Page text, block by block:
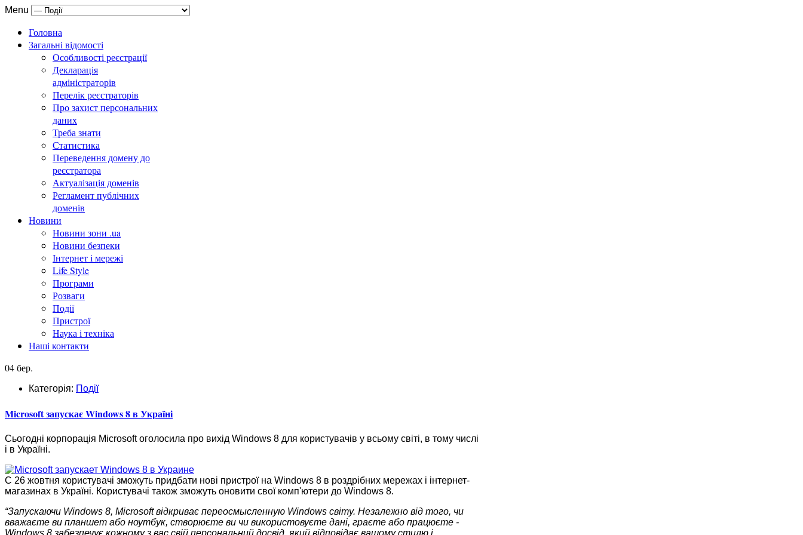
Menu
Головна
Загальні відомості
Особливості реєстрації
Декларація
адміністраторів
Перелік реєстраторів
Про захист персональних
даних
Треба знати
Статистика
Переведення домену до
реєстратора
Актуалізація доменів
Регламент публічних
доменів
Новини
Новини зони .ua
Новини безпеки
Інтернет і мережі
Life Style
Програми
Розваги
Події
Пристрої
Наука і техніка
Наші контакти
04 бер.
Категорія: Події
Microsoft запускає Windows 8 в Україні
Сьогодні корпорація Microsoft оголосила про вихід Windows 8 для користувачів у всьому світі, в тому числі
і в Україні.
C 26 жовтня користувачі зможуть придбати нові пристрої на Windows 8 в роздрібних мережах і інтернет-
магазинах в Україні. Користувачі також зможуть оновити свої комп'ютери до Windows 8.
“Запускаючи Windows 8, Microsoft відкриває переосмысленную Windows світу. Незалежно від того, чи
вважаєте ви планшет або ноутбук, створюєте ви чи використовуєте дані, граєте або працюєте -
Windows 8 забезпечує кожному з вас свій персональний досвід, який відповідає вашому стилю і